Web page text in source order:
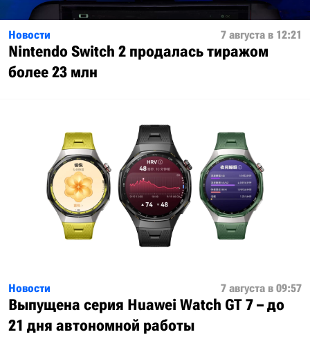
Новости 7 августа в 12:21
Nintendo Switch 2 продалась тиражом
более 23 млн
Новости 7 августа в 09:57
Выпущена серия Huawei Watch GT 7 – до
21 дня автономной работы